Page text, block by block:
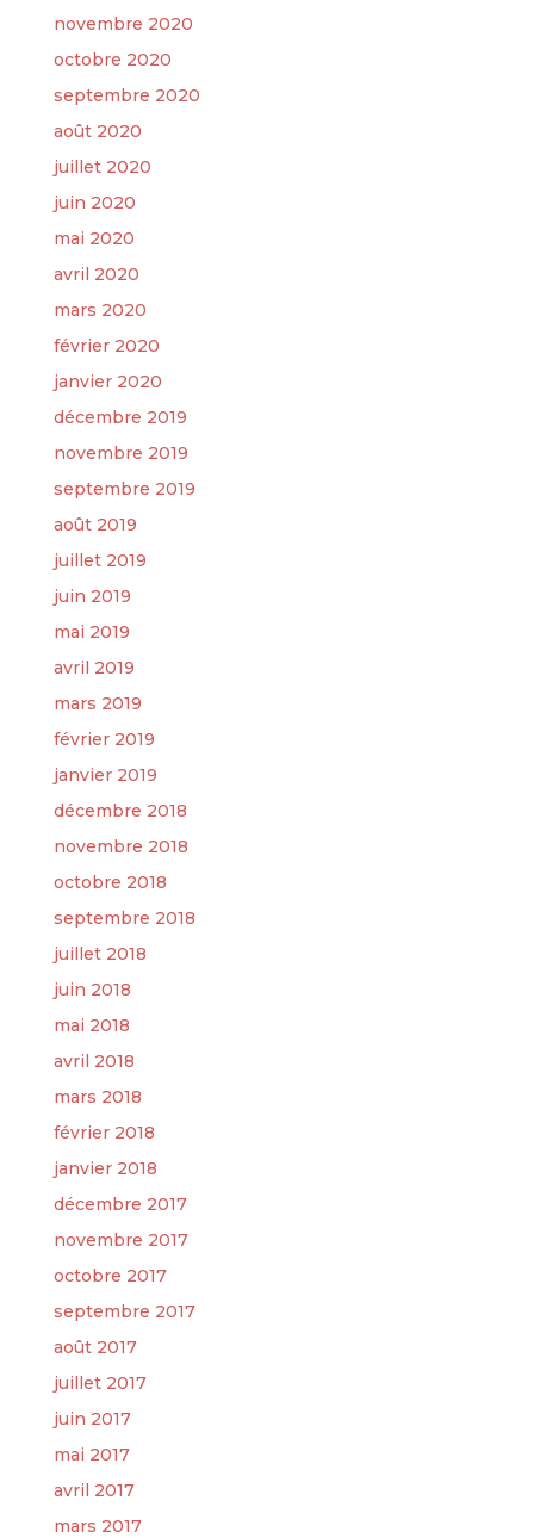
novembre 2020
octobre 2020
septembre 2020
août 2020
juillet 2020
juin 2020
mai 2020
avril 2020
mars 2020
février 2020
janvier 2020
décembre 2019
novembre 2019
septembre 2019
août 2019
juillet 2019
juin 2019
mai 2019
avril 2019
mars 2019
février 2019
janvier 2019
décembre 2018
novembre 2018
octobre 2018
septembre 2018
juillet 2018
juin 2018
mai 2018
avril 2018
mars 2018
février 2018
janvier 2018
décembre 2017
novembre 2017
octobre 2017
septembre 2017
août 2017
juillet 2017
juin 2017
mai 2017
avril 2017
mars 2017